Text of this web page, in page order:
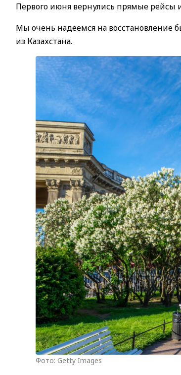
Первого июня вернулись прямые рейсы
Мы очень надеемся на восстановление
из Казахстана.
Фото: Getty Images